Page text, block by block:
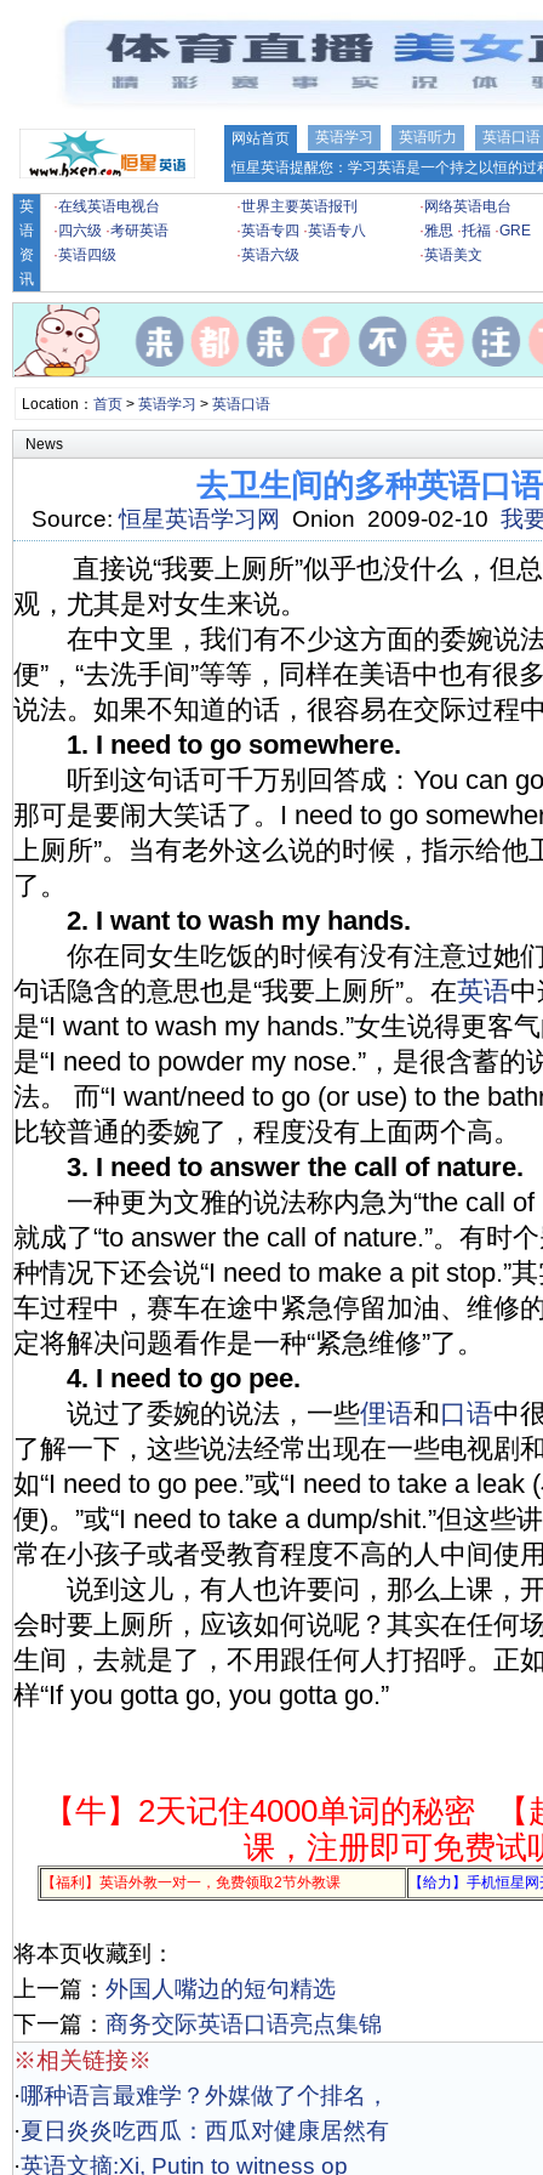
网站首页 英语学习 英语听力
英语口语
恒星英语提醒您：学习英语是一个持之以恒的
英
语
资
讯
·在线英语电视台 ·世界主要英语报刊 · 网络英语电台
· 四六级 ·考研英语 ·英语专四 ·英语专八 ·雅思 ·托福 ·GRE
·英语四级 ·英语六级 ·英语美文
Location： 首页> 英语学习 > 英语口语
News
去卫生间的多种英语口
Source:恒星英语学习网 Onion 2009-02-10 我
直接说“我要上厕所”似乎也没什么，但
观，尤其是对女生来说。
在中文里，我们有不少这方面的委婉说法
便”，“去洗手间”等等，同样在美语中也有很
说法。如果不知道的话，很容易在交际过程
1. I need to go somewhere.
听到这句话可千万别回答成：You can go
那可是要闹大笑话了。I need to go
上厕所”。当有老外这么说的时候，指示给他
了。
2. I want to wash my hands.
你在同女生吃饭的时候有没有注意过她们
句话隐含的意思也是“我要上厕所”。在英语
是“I want to wash my hands.”女生说得更客
是“I need to powder my nose.”，是很含蓄的
法。 而“I want/need to go (or use) to the
比较普通的委婉了，程度没有上面两个高。
3. I need to answer the call of nature.
一种更为文雅的说法称内急为“the call of
就成了“to answer the call of nature.”。有时
种情况下还会说“I need to make a pit stop.”
车过程中，赛车在途中紧急停留加油、维修
定将解决问题看作是一种“紧急维修”了。
4. I need to go pee.
说过了委婉的说法，一些俚语和口语中
了解一下，这些说法经常出现在一些电视剧
如“I need to go pee.”或“I need to take a leak
便)。”或“I need to take a dump/shit.”但这些
常在小孩子或者受教育程度不高的人中间使
说到这儿，有人也许要问，那么上课，
会时要上厕所，应该如何说呢？其实在任何
生间，去就是了，不用跟任何人打招呼。正
样“If you gotta go, you gotta go.”
【牛】2天记住4000单词的秘密
课，注册即可免费试
【福利】英语外教一对一，免费领取2节外教课 【给力】手机恒星
将本页收藏到：
上一篇： 外国人嘴边的短句精选
下一篇： 商务交际英语口语亮点集锦
※相关链接※
·哪种语言最难学？外媒做了个排名，
·夏日炎炎吃西瓜：西瓜对健康居然有
·英语文摘:Xi, Putin to witness op